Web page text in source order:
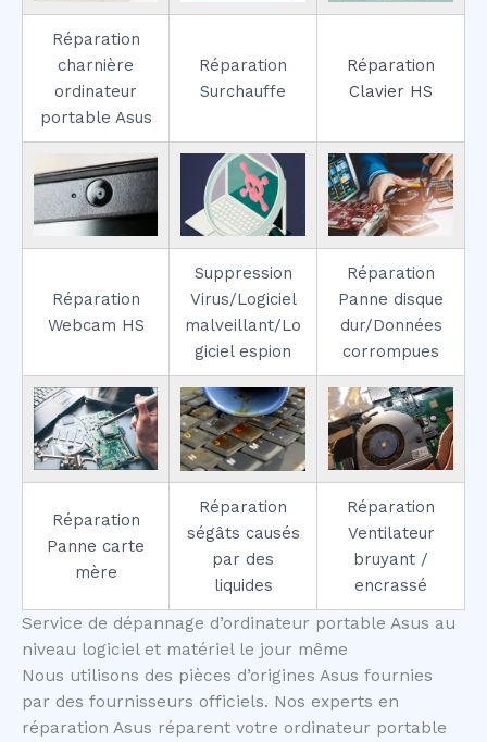
Réparation
charnière
ordinateur
portable Asus
Réparation
Surchauffe
Réparation
Clavier HS
Réparation
Webcam HS
Suppression
Virus/Logiciel
malveillant/Lo
giciel espion
Réparation
Panne disque
dur/Données
corrompues
Réparation
Panne carte
mère
Réparation
ségâts causés
par des
liquides
Réparation
Ventilateur
bruyant /
encrassé
Service de dépannage d’ordinateur portable Asus au
niveau logiciel et matériel le jour même
Nous utilisons des pièces d’origines Asus fournies
par des fournisseurs officiels. Nos experts en
réparation Asus réparent votre ordinateur portable